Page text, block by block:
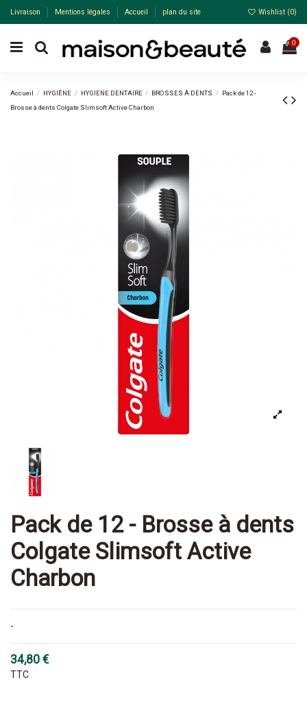
Livraison Mentions légales Accueil plan du site Wishlist (0)
0
Accueil HYGIÈNE HYGIENE DENTAIRE BROSSES À DENTS
Pack de 12 -
Brosse à dents Colgate Slimsoft Active Charbon
Pack de 12 - Brosse à dents
Colgate Slimsoft Active
Charbon
-
34,80 €
TTC